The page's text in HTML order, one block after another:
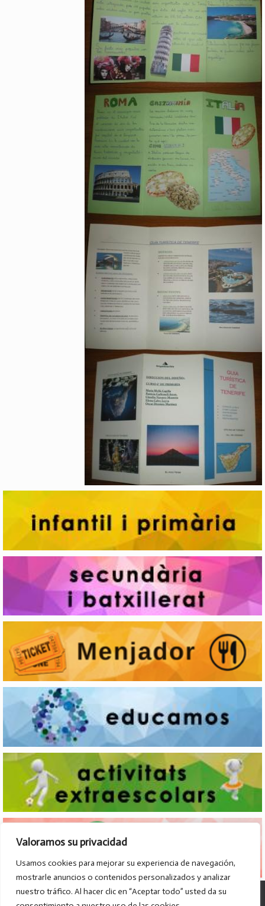
Valoramos su privacidad
Usamos cookies para mejorar su experiencia de navegación,
mostrarle anuncios o contenidos personalizados y analizar
nuestro tráfico. Al hacer clic en “Aceptar todo” usted da su
© Col·legi Parroquial D. José Lluch - 2026